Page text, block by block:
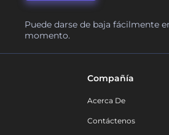
Puede darse de baja fácilmente
momento.
Compañía
Acerca De
Contáctenos